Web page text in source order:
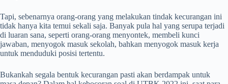
Tapi, sebenarnya orang-orang yang melakukan tindak kecurangan ini
tidak hanya kita temui sekali saja. Banyak pula hal yang serupa terjadi
di luaran sana, seperti orang-orang menyontek, membeli kunci
jawaban, menyogok masuk sekolah, bahkan menyogok masuk kerja
untuk menduduki posisi tertentu.
Bukankah segala bentuk kecurangan pasti akan berdampak untuk